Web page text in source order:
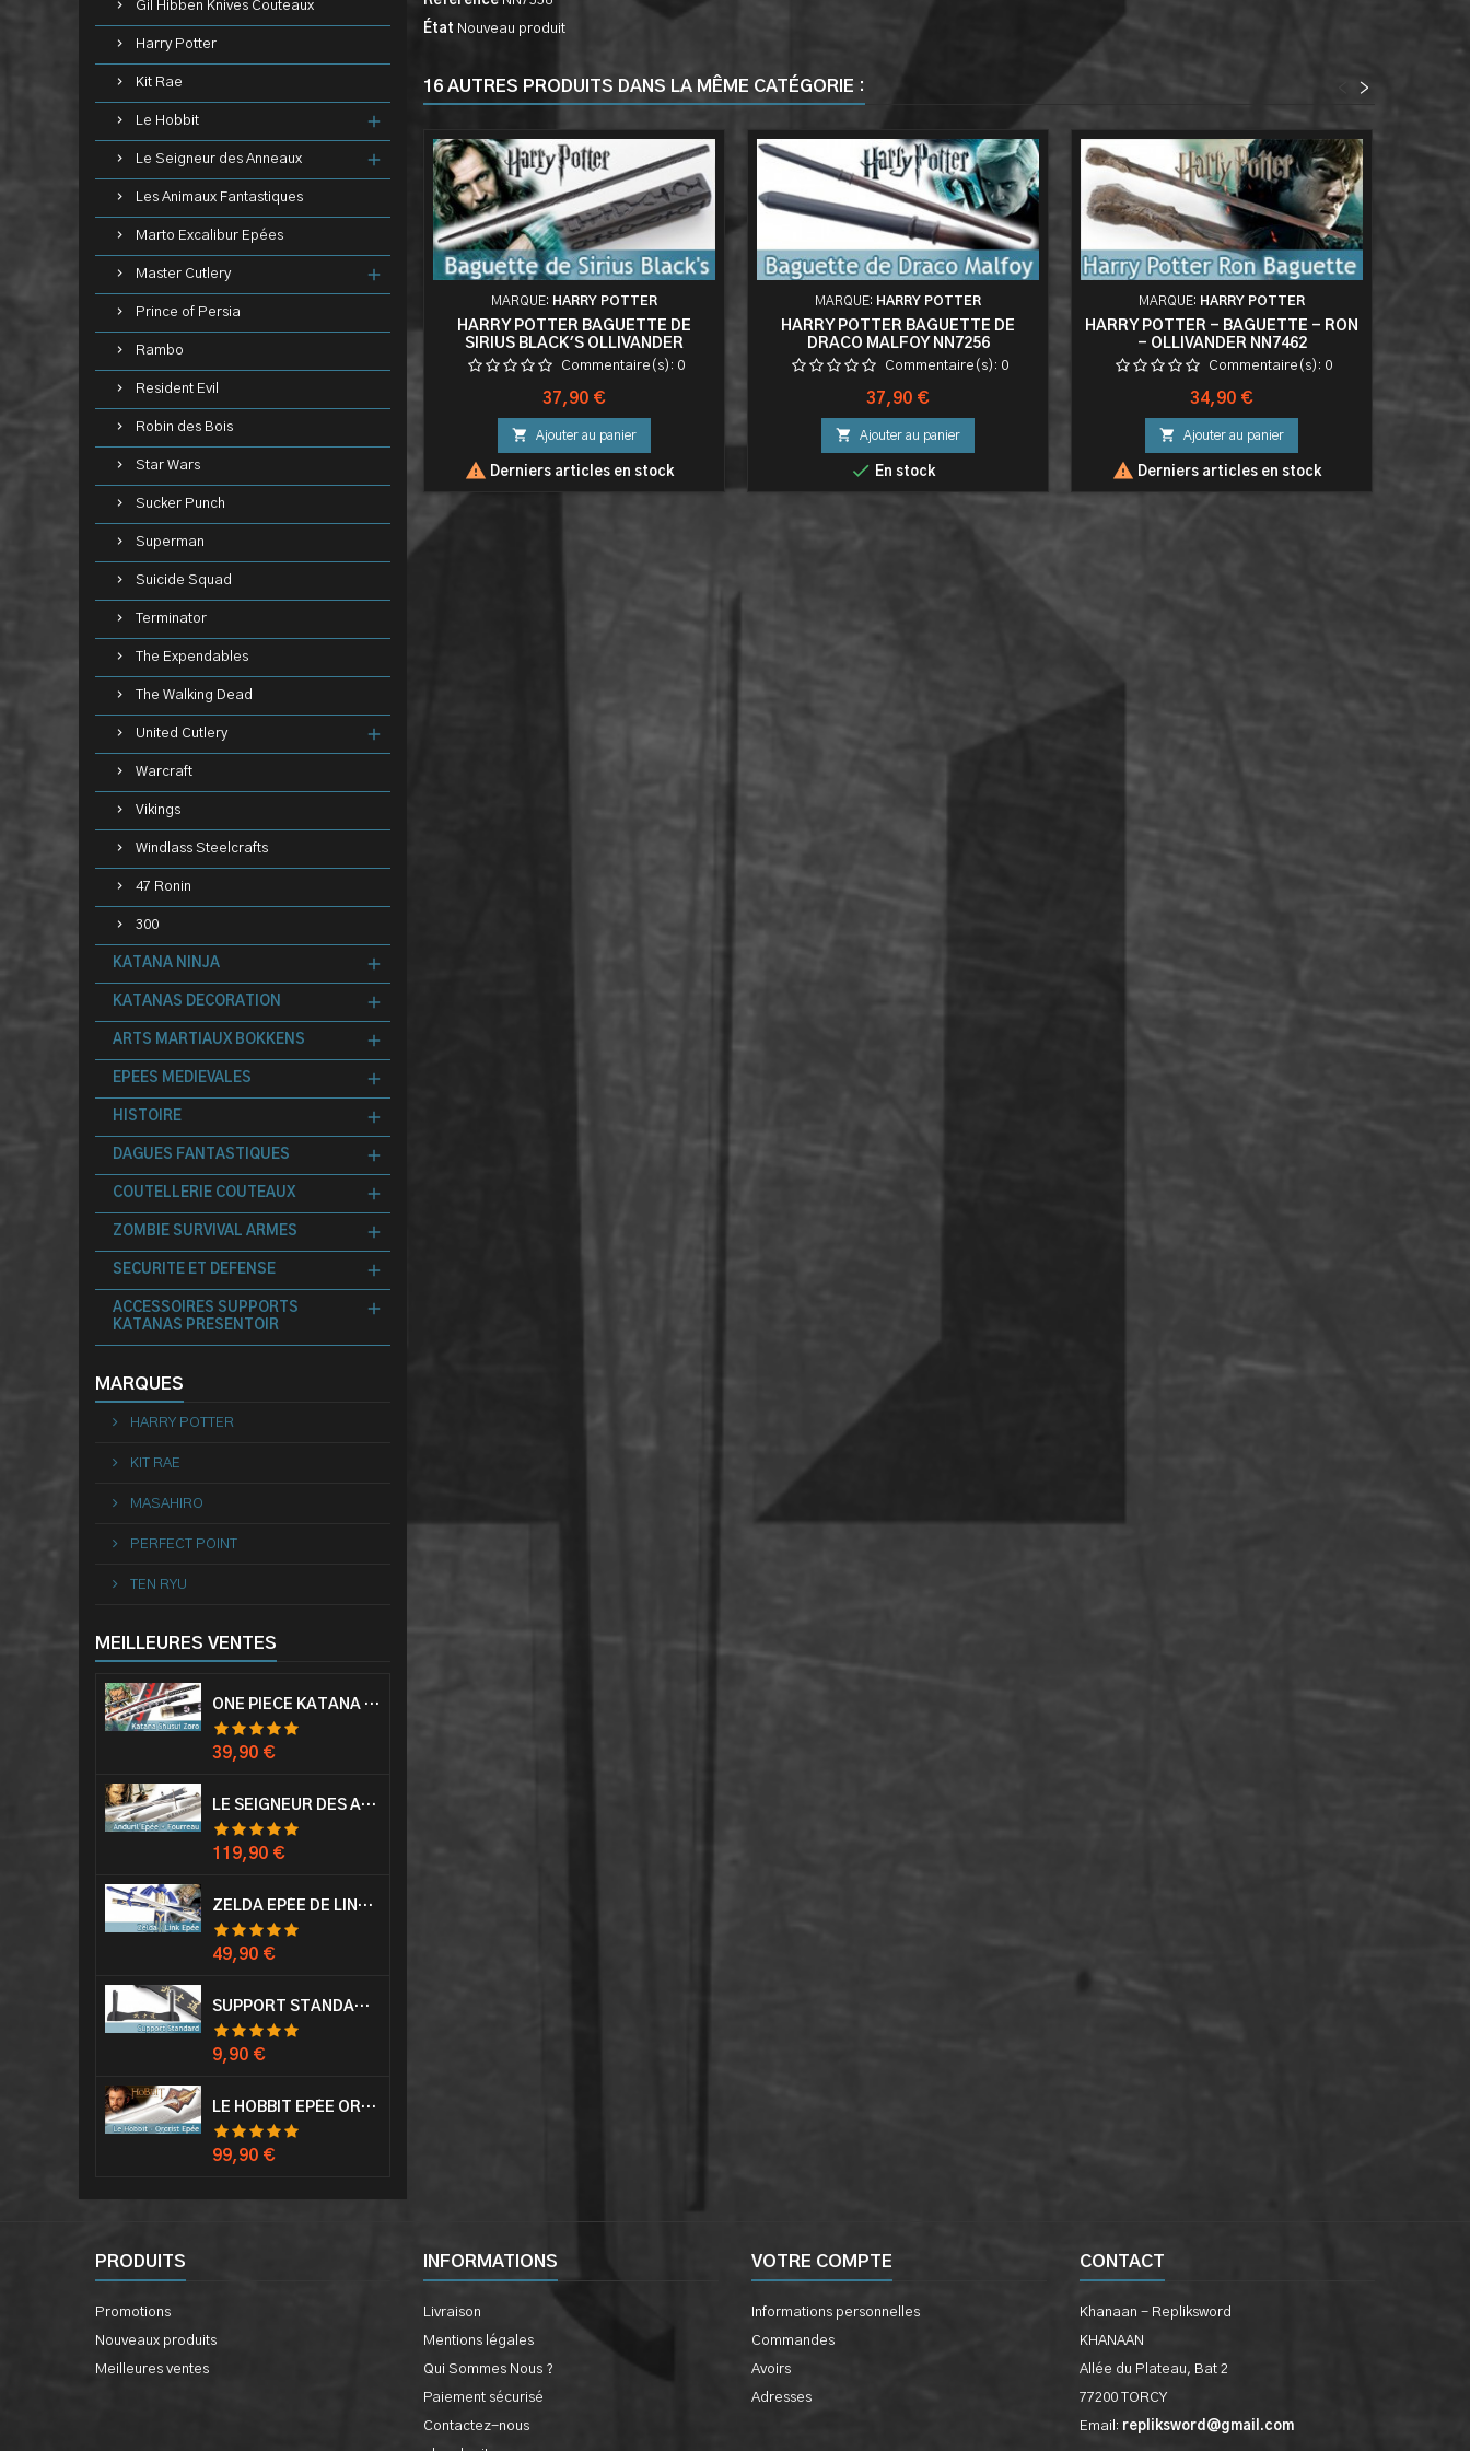
Gil Hibben Knives Couteaux
Harry Potter
Kit Rae
Le Hobbit
Le Seigneur des Anneaux
Les Animaux Fantastiques
Marto Excalibur Epées
Master Cutlery
Prince of Persia
Rambo
Resident Evil
Robin des Bois
Star Wars
Sucker Punch
Superman
Suicide Squad
Terminator
The Expendables
The Walking Dead
United Cutlery
Warcraft
Vikings
Windlass Steelcrafts
47 Ronin
300
KATANA NINJA
KATANAS DECORATION
ARTS MARTIAUX BOKKENS
EPEES MEDIEVALES
HISTOIRE
DAGUES FANTASTIQUES
COUTELLERIE COUTEAUX
ZOMBIE SURVIVAL ARMES
SECURITE ET DEFENSE
ACCESSOIRES SUPPORTS
KATANAS PRESENTOIR
MARQUES
HARRY POTTER
KIT RAE
MASAHIRO
PERFECT POINT
TEN RYU
MEILLEURES VENTES
ONE PIECE KATANA ZORO RORONOA SHUSUI EPÉE SABRE ACIER
Prix
39,90 €
LE SEIGNEUR DES ANNEAUX EPÉE ANDURIL ARAGORN
Prix
119,90 €
ZELDA EPÉE DE LINK AVEC FOURREAU MASTER SWORD EPEE
Prix
49,90 €
SUPPORT STANDARD KATANA EPÉE
Prix
9,90 €
LE HOBBIT EPÉE ORCRIST EPÉE DE THORIN SABRE + PLAQUE MURALE EN BOIS
Prix
99,90 €
État Nouveau produit
16 AUTRES PRODUITS DANS LA MÊME CATÉGORIE : >
MARQUE: HARRY POTTER
HARRY POTTER BAGUETTE DE
SIRIUS BLACK'S OLLIVANDER
Commentaire(s): 0
Prix
37,90 €
 Ajouter au panier
 Derniers articles en stock
MARQUE: HARRY POTTER
HARRY POTTER BAGUETTE DE
DRACO MALFOY NN7256
Commentaire(s): 0
Prix
37,90 €
 Ajouter au panier
 En stock
MARQUE: HARRY POTTER
HARRY POTTER - BAGUETTE - RON
- OLLIVANDER NN7462
Commentaire(s): 0
Prix
34,90 €
 Ajouter au panier
 Derniers articles en stock
PRODUITS
Promotions
Nouveaux produits
Meilleures ventes
INFORMATIONS
Livraison
Mentions légales
Qui Sommes Nous ?
Paiement sécurisé
Contactez-nous
VOTRE COMPTE
Informations personnelles
Commandes
Avoirs
Adresses
CONTACT
Khanaan - Repliksword
KHANAAN
Allée du Plateau, Bat 2
77200 TORCY
Email: repliksword@gmail.com